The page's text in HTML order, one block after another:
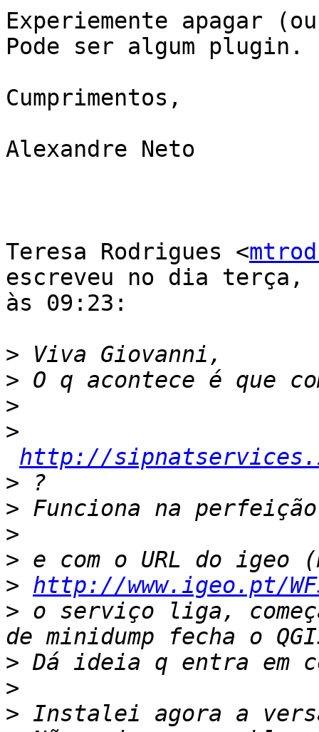
Experiemente apagar
Pode ser algum plugin.
Cumprimentos,
Alexandre Neto
Teresa Rodrigues <
escreveu no dia terça,
às 09:23:
>
>
>
>
http://
>
>
>
>
> http://www.igeo.pt/
> o serviço liga,
>
>
>